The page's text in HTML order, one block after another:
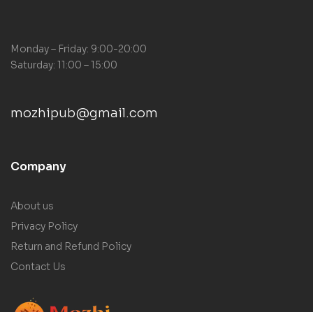
Monday – Friday: 9:00-20:00
Saturday: 11:00 – 15:00
mozhipub@gmail.com
Company
About us
Privacy Policy
Return and Refund Policy
Contact Us